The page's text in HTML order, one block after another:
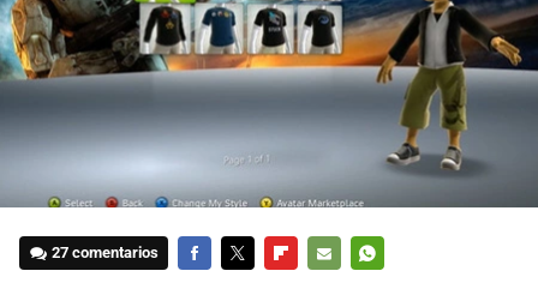
27 comentarios